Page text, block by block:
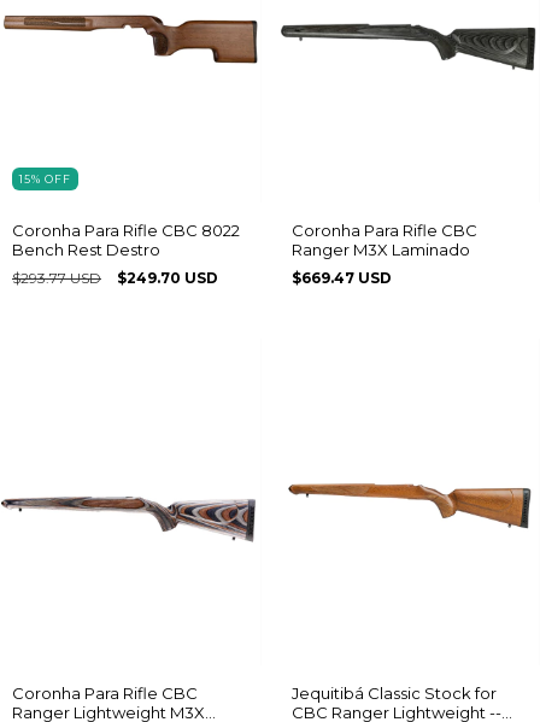
15% OFF
Coronha Para Rifle CBC 8022
Bench Rest Destro
$293.77 USD $249.70 USD
Coronha Para Rifle CBC
Ranger M3X Laminado
$669.47 USD
Coronha Para Rifle CBC
Ranger Lightweight M3X
Jequitibá Classic Stock for
CBC Ranger Lightweight --